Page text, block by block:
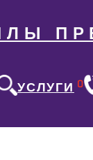
УСЛУГИ 0